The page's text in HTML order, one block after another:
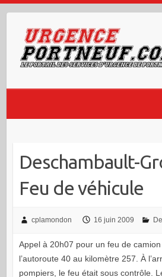
content
Deschambault-
Feu de véhicule
cplamondon 16 juin 2009
Appel à 20h07 pour un feu de
l’autoroute 40 au kilomètre 257. À
pompiers, le feu était sous contrôle.